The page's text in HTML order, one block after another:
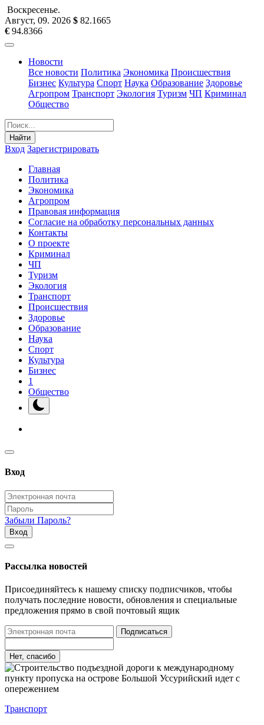
Воскресенье.
Август, 09. 2026 $ 82.1665
€ 94.8366
Новости
Все новости Политика Экономика Происшествия
Бизнес Культура Спорт Наука Образование Здоровье
Агропром Транспорт Экология Туризм ЧП Криминал
Общество
Найти
Вход Зарегистрировать
Главная
Политика
Экономика
Агропром
Правовая информация
Согласие на обработку персональных данных
Контакты
О проекте
Криминал
ЧП
Туризм
Экология
Транспорт
Происшествия
Здоровье
Образование
Наука
Спорт
Культура
Бизнес
1
Общество
Вход
Забыли Пароль?
Вход
Рассылка новостей
Присоединяйтесь к нашему списку подписчиков, чтобы
получать последние новости, обновления и специальные
предложения прямо в свой почтовый ящик
Подписаться
Нет, спасибо
Транспорт